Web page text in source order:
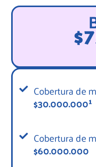
Cobertura de
$30.000.000¹
Cobertura de
$60.000.000